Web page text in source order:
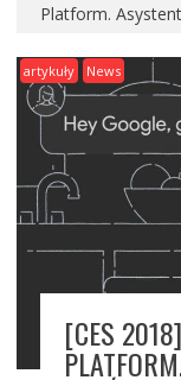
Platform.
artykuły News
[CES